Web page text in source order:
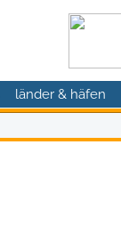
länder & häfen